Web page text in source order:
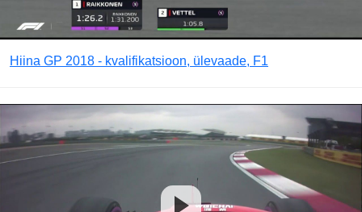
Hiina GP 2018 - kvalifikatsioon, ülevaade, F1